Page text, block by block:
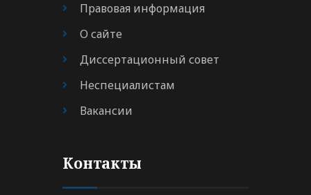
Правовая информация
О сайте
Диссертационный совет
Неспециалистам
Вакансии
Контакты